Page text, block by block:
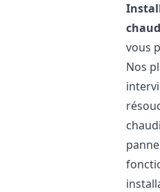
vous
Nos